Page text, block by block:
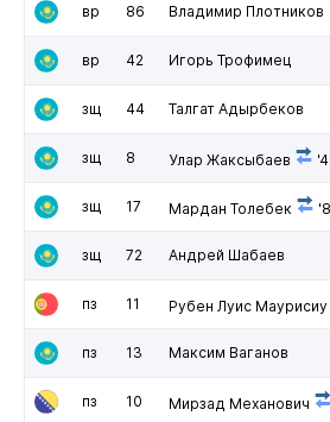
вр 86 Владимир Плотников
вр 42 Игорь Трофимец
зщ 44 Талгат Адырбеков
зщ 8 Улар Жаксыбаев
зщ 17 Мардан Толебек
зщ 72 Андрей Шабаев
пз 11 Рубен Луис
пз 13 Максим Ваганов
пз 10 Мирзад Механович